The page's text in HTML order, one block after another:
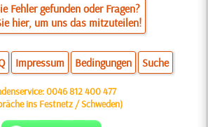
Fehler gefunden oder Fragen?
hier, um uns das mitzuteilen!
Impressum Bedingungen Suche
0046 812 400 477
ins Festnetz / Schweden)